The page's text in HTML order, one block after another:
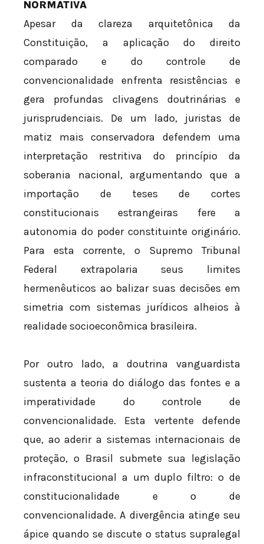
NORMATIVA
Apesar da clareza arquitetônica da
Constituição, a aplicação do direito
comparado e do controle de
convencionalidade enfrenta resistências e
gera profundas clivagens doutrinárias e
jurisprudenciais. De um lado, juristas de
matiz mais conservadora defendem uma
interpretação restritiva do princípio da
soberania nacional, argumentando que a
importação de teses de cortes
constitucionais estrangeiras fere a
autonomia do poder constituinte originário.
Para esta corrente, o Supremo Tribunal
Federal extrapolaria seus limites
hermenêuticos ao balizar suas decisões em
simetria com sistemas jurídicos alheios à
realidade socioeconômica brasileira.
Por outro lado, a doutrina vanguardista
sustenta a teoria do diálogo das fontes e a
imperatividade do controle de
convencionalidade. Esta vertente defende
que, ao aderir a sistemas internacionais de
proteção, o Brasil submete sua legislação
infraconstitucional a um duplo filtro: o de
constitucionalidade e o de
convencionalidade. A divergência atinge seu
ápice quando se discute o status supralegal